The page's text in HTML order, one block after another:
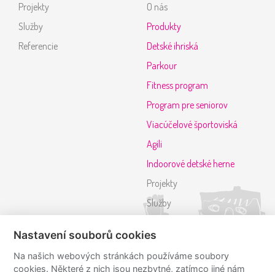
Projekty
Služby
Referencie
O nás
Produkty
Detské ihriská
Parkour
Fitness program
Program pre seniorov
Viacúčelové športoviská
Agili
Indoorové detské herne
Projekty
Služby
Kontakt
Nastavení souborů cookies
Na našich webových stránkách používáme soubory
cookies. Některé z nich jsou nezbytné, zatímco jiné nám